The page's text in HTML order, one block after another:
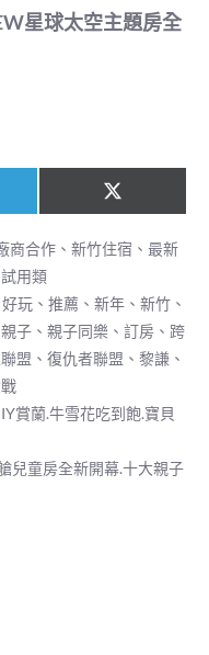
星球太空主題房全
Share
on
X
(
T
w
t
t
e
r
商合作 、新竹住宿 、最新
試用類
玩、推薦、新年、新竹、
子、親子同樂、訂房、跨
盟、復仇者聯盟、黎謙、
賞蘭.牛雪花吃到飽.寶貝
兒童房全新開幕.十大親子